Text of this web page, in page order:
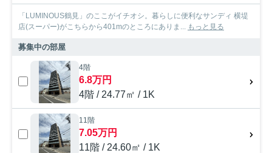
「LUMINOUS鶴見」のここがイチオシ。暮らしに便利なサンディ 横堤
店(スーパー)がこちらから401mのところにありま...
もっと見る
募集中の部屋
4階
6.8万円
4階 / 24.77㎡ / 1K
11階
7.05万円
11階 / 24.60㎡ / 1K